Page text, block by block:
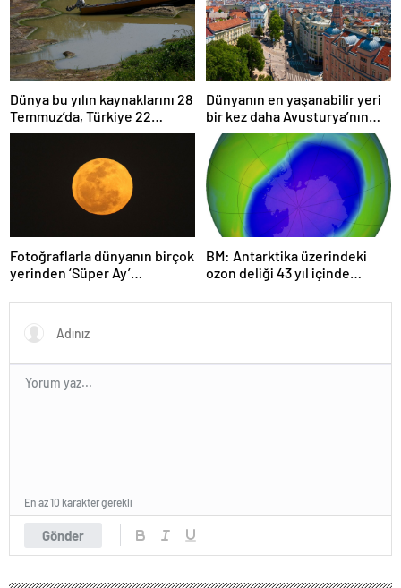
Dünya bu yılın kaynaklarını 28
Temmuz’da, Türkiye 22
Haziran’da tüketti
Dünyanın en yaşanabilir yeri
bir kez daha Avusturya’nın
başkenti Viyana oldu
Fotoğraflarla dünyanın birçok
yerinden ‘Süper Ay’
BM: Antarktika üzerindeki
ozon deliği 43 yıl içinde
Gönder
En az 10 karakter gerekli